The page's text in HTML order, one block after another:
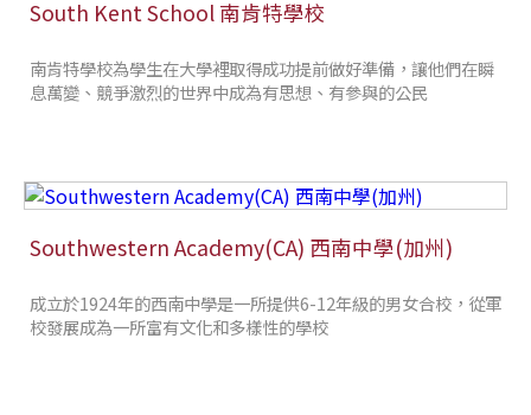
South Kent School 南肯特學校
南肯特學校為學生在大學裡取得成功提前做好準備，讓他們在瞬
息萬變、競爭激烈的世界中成為有思想、有參與的公民
Southwestern Academy(CA) 西南中學(加州)
成立於1924年的西南中學是一所提供6-12年級的男女合校，從軍
校發展成為一所富有文化和多樣性的學校